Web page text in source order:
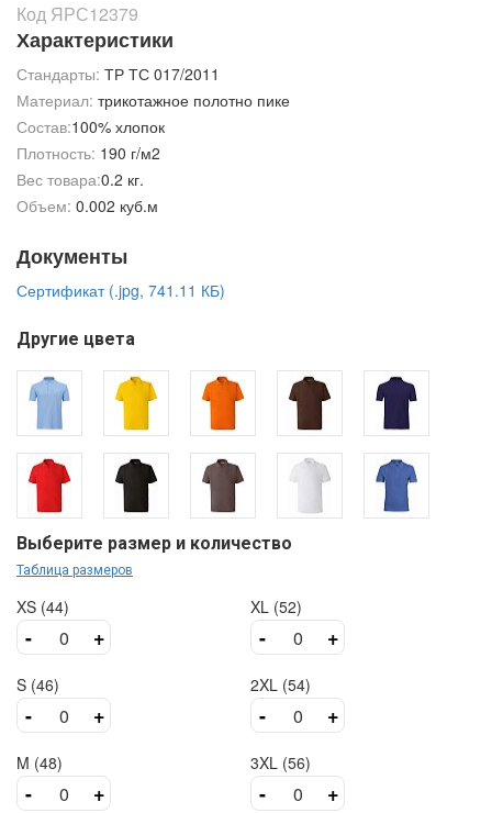
Код ЯРС12379
Характеристики
Стандарты: ТР ТС 017/2011
Материал: трикотажное полотно пике
Состав:100% хлопок
Плотность: 190 г/м2
Вес товара:0.2 кг.
Объем: 0.002 куб.м
Документы
Сертификат (.jpg, 741.11 КБ)
Другие цвета
Выберите размер и количество
Таблица размеров
XS (44)
- +
S (46)
- +
M (48)
- +
XL (52)
- +
2XL (54)
- +
3XL (56)
- +